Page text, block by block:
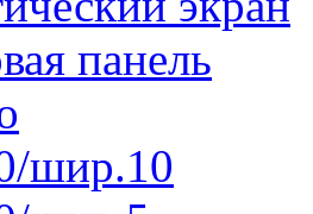
панель
шир.10